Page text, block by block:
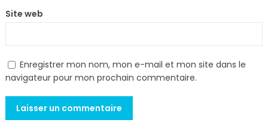
Site web
Enregistrer mon nom, mon e-mail et mon site dans le
navigateur pour mon prochain commentaire.